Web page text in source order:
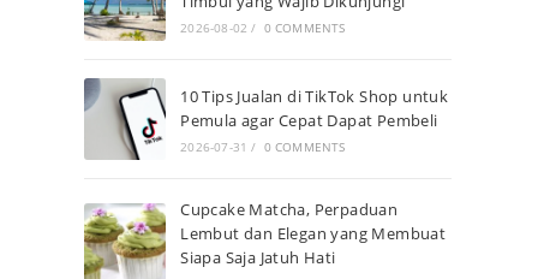
2026-08-02 / 0 COMMENTS
10 Tips Jualan di TikTok Shop untuk
Pemula agar Cepat Dapat Pembeli
2026-07-31 / 0 COMMENTS
Cupcake Matcha, Perpaduan
Lembut dan Elegan yang Membuat
Siapa Saja Jatuh Hati